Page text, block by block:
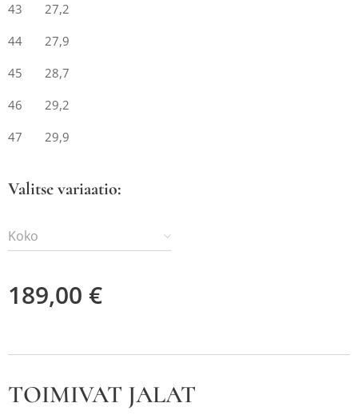
43 27,2
44 27,9
45 28,7
46 29,2
47 29,9
Valitse variaatio:
Koko
189,00 €
TOIMIVAT JALAT